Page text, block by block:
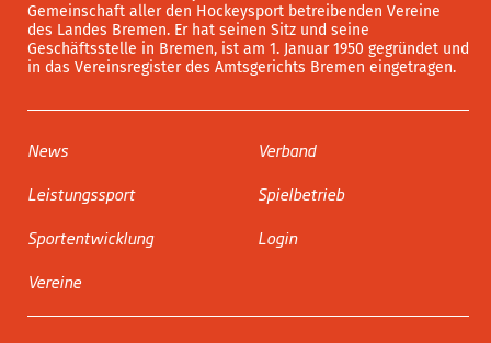
Gemeinschaft aller den Hockeysport betreibenden Vereine
des Landes Bremen. Er hat seinen Sitz und seine
Geschäftsstelle in Bremen, ist am 1. Januar 1950 gegründet und
in das Vereinsregister des Amtsgerichts Bremen eingetragen.
News
Leistungssport
Sportentwicklung
Vereine
Verband
Spielbetrieb
Login